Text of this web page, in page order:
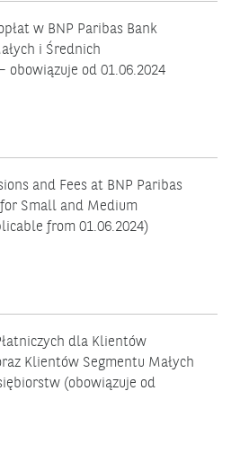
w BNP Paribas Bank
i Średnich
obowiązuje od 01.06.2024
and Fees at BNP Paribas
for Small and Medium
from 01.06.2024)
dla Klientów
Klientów Segmentu Małych
(obowiązuje od